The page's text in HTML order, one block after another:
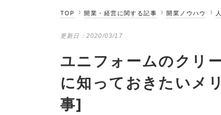
TOP 開業・経営に関する記事 開業ノウハウ
更新日： 2020/03/17
ユニフォームのクリ
に知っておきたいメ
事]